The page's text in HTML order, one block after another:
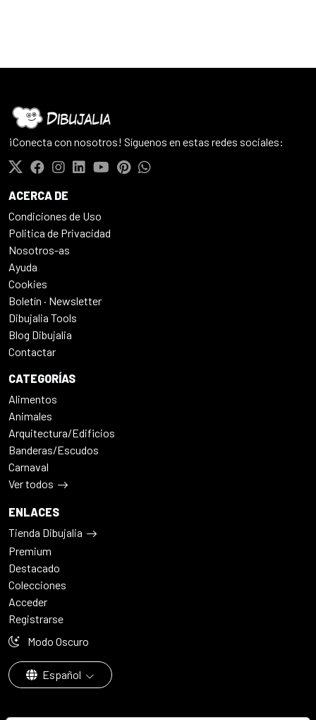
¡Conecta con nosotros! Síguenos en estas redes sociales:
ACERCA DE
Condiciones de Uso
Politica de Privacidad
Nosotros-as
Ayuda
Cookies
Boletín · Newsletter
Dibujalia Tools
Blog Dibujalia
Contactar
CATEGORÍAS
Alimentos
Animales
Arquitectura/Edificios
Banderas/Escudos
Carnaval
Ver todos
ENLACES
Tienda Dibujalia
Premium
Destacado
Colecciones
Acceder
Registrarse
Modo Oscuro
Español